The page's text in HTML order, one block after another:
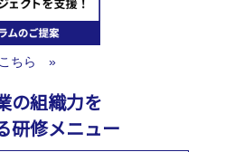
こちら »
の組織力を
研修メニュー